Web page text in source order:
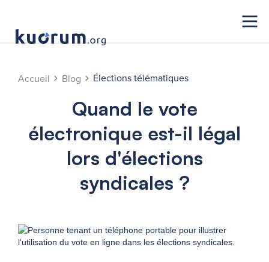
Accueil Blog Élections télématiques
Quand le vote
électronique est-il légal
lors d'élections
syndicales ?